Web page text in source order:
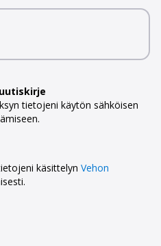
tietojeni käytön sähköisen
käsittelyn Vehon